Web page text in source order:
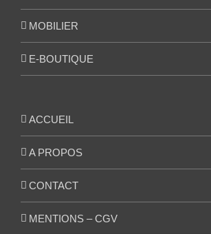
MOBILIER
E-BOUTIQUE
ACCUEIL
A PROPOS
CONTACT
MENTIONS – CGV